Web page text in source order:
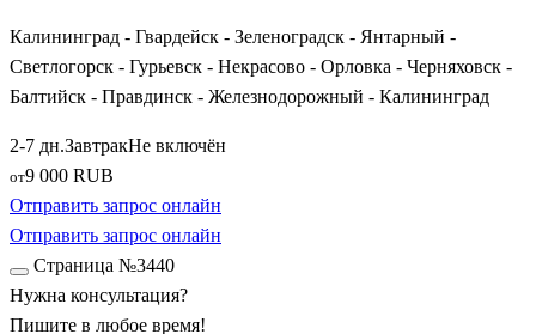
Калининград - Гвардейск - Зеленоградск - Янтарный -
Светлогорск - Гурьевск - Некрасово - Орловка - Черняховск -
Балтийск - Правдинск - Железнодорожный - Калининград
2-7 дн.ЗавтракНе включён
от9 000 RUB
Отправить запрос онлайн
Отправить запрос онлайн
Страница №3440
Нужна консультация?
Пишите в любое время!